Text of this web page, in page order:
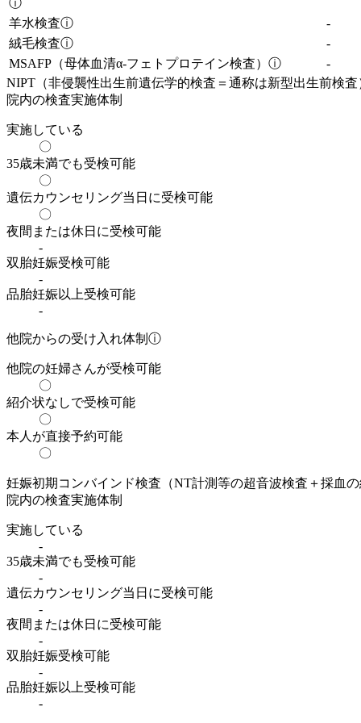
羊水検査ⓘ -
絨毛検査ⓘ -
MSAFP（母体血清α-フェトプロテイン検査） ⓘ -
NIPT（非侵襲性出生前遺伝学的検査＝通称は新型出生前検査
院内の検査実施体制
実施している
〇
35歳未満でも受検可能
〇
遺伝カウンセリング当日に受検可能
〇
夜間または休日に受検可能
-
双胎妊娠受検可能
-
品胎妊娠以上受検可能
-
他院からの受け入れ体制 ⓘ
他院の妊婦さんが受検可能
〇
紹介状なしで受検可能
〇
本人が直接予約可能
〇
妊娠初期コンバインド検査（NT計測等の超音波検査＋採血の
院内の検査実施体制
実施している
-
35歳未満でも受検可能
-
遺伝カウンセリング当日に受検可能
-
夜間または休日に受検可能
-
双胎妊娠受検可能
-
品胎妊娠以上受検可能
-